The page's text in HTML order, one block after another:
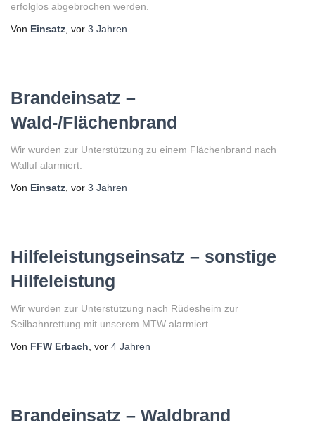
erfolglos abgebrochen werden.
Von Einsatz , vor 3 Jahren
Brandeinsatz –
Wald-/Flächenbrand
Wir wurden zur Unterstützung zu einem Flächenbrand nach
Walluf alarmiert.
Von Einsatz , vor 3 Jahren
Hilfeleistungseinsatz – sonstige
Hilfeleistung
Wir wurden zur Unterstützung nach Rüdesheim zur
Seilbahnrettung mit unserem MTW alarmiert.
Von FFW Erbach , vor 4 Jahren
Brandeinsatz – Waldbrand